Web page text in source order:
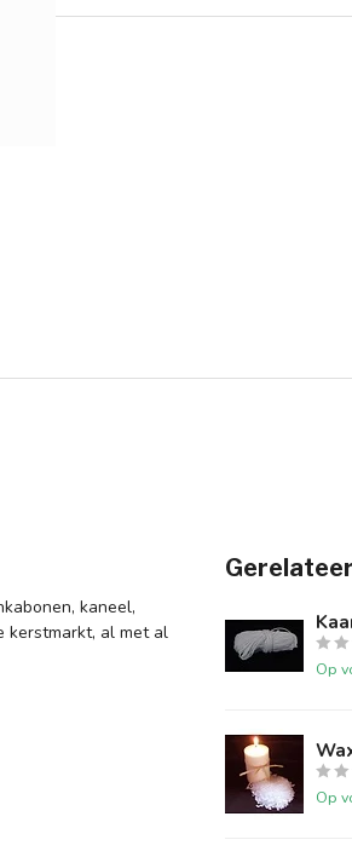
kaneel,
kerstmarkt, al met al
Op
Op